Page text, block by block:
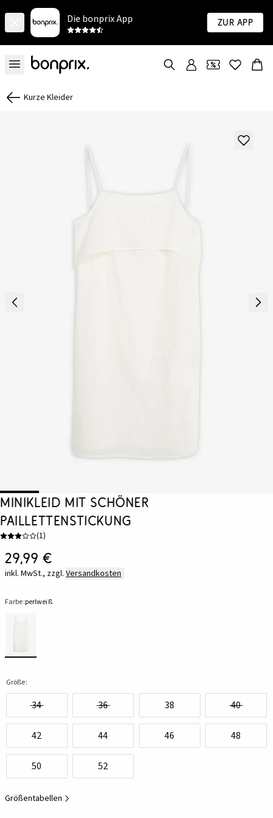
Die bonprix App Zur App
Kurze Kleider
Minikleid mit schöner
Paillettenstickung
(1)
29,99 €
inkl. MwSt., zzgl. Versandkosten
Farbe:perlweiß
Größe:
34 36 38 40
42 44 46 48
50 52
Größentabellen